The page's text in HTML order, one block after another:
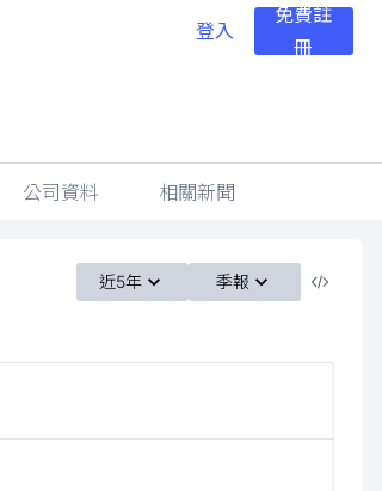
登入
免費註
冊
公司資料 相關新聞
近5年 季報